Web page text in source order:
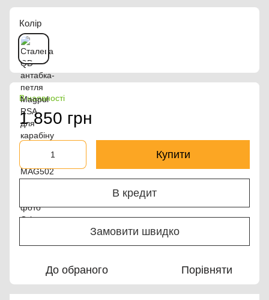
Колір
В наявності
1 850 грн
Купити
В кредит
Замовити швидко
До обраного Порівняти